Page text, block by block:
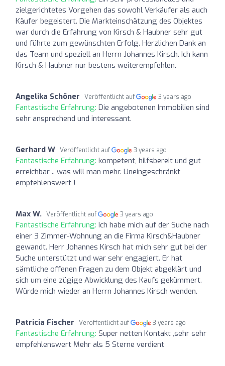
zielgerichtetes Vorgehen das sowohl Verkäufer als auch
Käufer begeistert. Die Markteinschätzung des Objektes
war durch die Erfahrung von Kirsch & Haubner sehr gut
und führte zum gewünschten Erfolg. Herzlichen Dank an
das Team und speziell an Herrn Johannes Kirsch. Ich kann
Kirsch & Haubner nur bestens weiterempfehlen.
Angelika Schöner Veröffentlicht auf 3 years ago
Fantastische Erfahrung: Die angebotenen Immobilien sind
sehr ansprechend und interessant.
Gerhard W Veröffentlicht auf 3 years ago
Fantastische Erfahrung: kompetent, hilfsbereit und gut
erreichbar .. was will man mehr. Uneingeschränkt
empfehlenswert !
Max W. Veröffentlicht auf 3 years ago
Fantastische Erfahrung: Ich habe mich auf der Suche nach
einer 3 Zimmer-Wohnung an die Firma Kirsch&Haubner
gewandt. Herr Johannes Kirsch hat mich sehr gut bei der
Suche unterstützt und war sehr engagiert. Er hat
sämtliche offenen Fragen zu dem Objekt abgeklärt und
sich um eine zügige Abwicklung des Kaufs gekümmert.
Würde mich wieder an Herrn Johannes Kirsch wenden.
Patricia Fischer Veröffentlicht auf 3 years ago
Fantastische Erfahrung: Super netten Kontakt ,sehr sehr
empfehlenswert Mehr als 5 Sterne verdient